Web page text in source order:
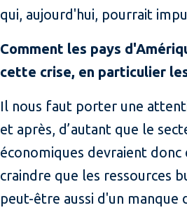
qui, aujourd'hui, pourrait
Comment les pays
cette crise, en particulier
Il nous faut porter une
et après, d’autant que le
économiques devraient
craindre que les ressources
peut-être aussi d'un manque